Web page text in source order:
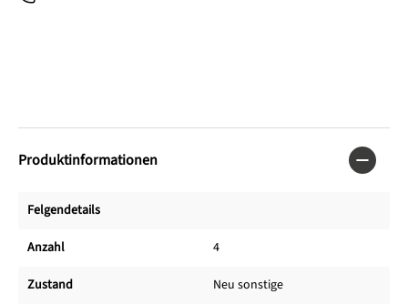
Produktinformationen
Felgendetails
Anzahl 4
Zustand Neu sonstige